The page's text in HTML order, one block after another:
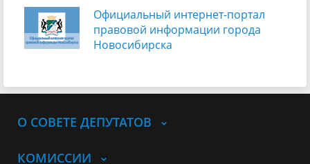
Официальный интернет-портал
правовой информации города
Новосибирска
О СОВЕТЕ ДЕПУТАТОВ
КОМИССИИ